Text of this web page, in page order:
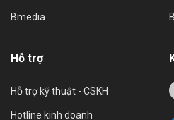
Bmedia
Hỗ trợ
Hỗ trợ kỹ thuật - CSKH
Hotline kinh doanh